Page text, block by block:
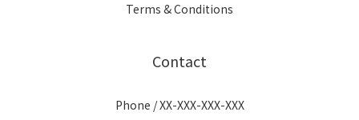
Terms & Conditions
Contact
Phone / XX-XXX-XXX-XXX